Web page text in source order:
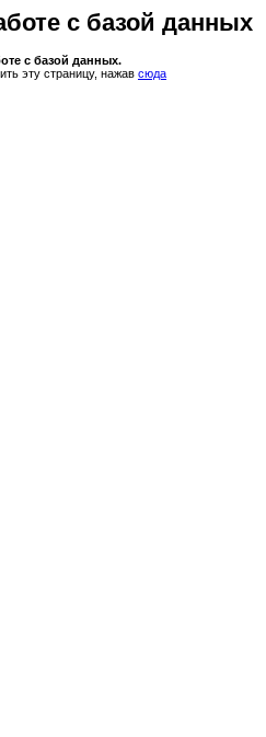
с базой данных
с базой данных.
эту страницу, нажав сюда